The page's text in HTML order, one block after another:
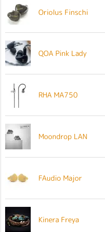
Oriolus Finschi
QOA Pink Lady
RHA MA750
Moondrop LAN
FAudio Major
Kinera Freya